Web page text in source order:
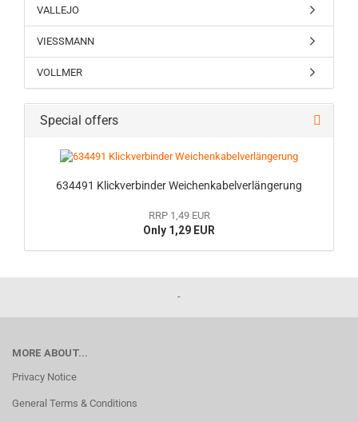
VALLEJO
VIESSMANN
VOLLMER
Special offers
634491 Klickverbinder Weichenkabelverlängerung
RRP 1,49 EUR
Only 1,29 EUR
-
MORE ABOUT...
Privacy Notice
General Terms & Conditions